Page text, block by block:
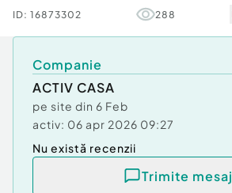
ID: 16873302 288
Companie
ACTIV CASA
pe site din 6 Feb
activ: 06 apr 2026 09:27
Nu există recenzii
Trimite mesaj